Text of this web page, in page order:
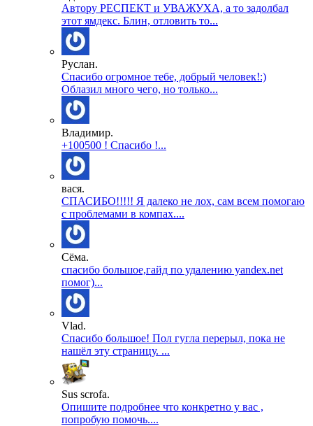
Автору РЕСПЕКТ и УВАЖУХА, а то задолбал
этот ямдекс. Блин, отловить то...
Руслан.
Спасибо огромное тебе, добрый человек!:)
Облазил много чего, но только...
Владимир.
+100500 ! Спасибо !...
вася.
СПАСИБО!!!!! Я далеко не лох, сам всем помогаю
с проблемами в компах....
Сёма.
спасибо большое,гайд по удалению yandex.net
помог)...
Vlad.
Спасибо большое! Пол гугла перерыл, пока не
нашёл эту страницу. ...
Sus scrofa.
Опишите подробнее что конкретно у вас ,
попробую помочь....